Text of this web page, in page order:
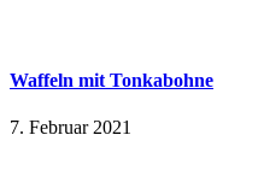
Waffeln mit Tonkabohne
7. Februar 2021